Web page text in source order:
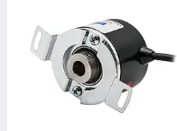
Поворотні енкодери
магнітним принципом,
мають інтерфейс SSI.
Вони забезпечують
12-бітній роздільній